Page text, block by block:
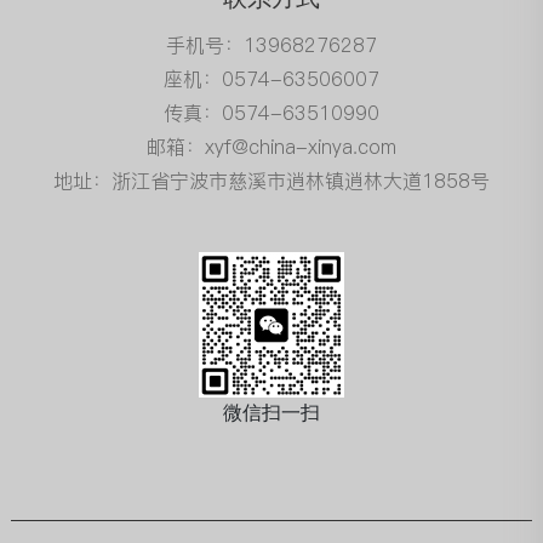
手机号：13968276287
座机：0574-63506007
传真：0574-63510990
邮箱：xyf@china-xinya.com
地址：浙江省宁波市慈溪市逍林镇逍林大道1858号
微信扫一扫